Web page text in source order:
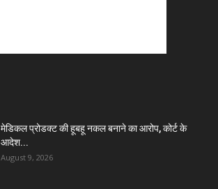
मेडिकल प्रोडक्ट की हूबहू नकल बनाने का आरोप, कोर्ट के
आदेश...
August 9, 2026